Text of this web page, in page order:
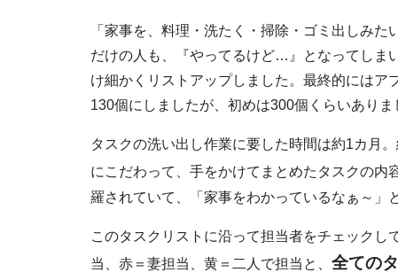
「家事を、料理・洗たく・掃除・ゴミ出しみ
だけの人も、『やってるけど…』となってしま
け細かくリストアップしました。最終的にはア
130個にしましたが、初めは300個くらいありま
タスクの洗い出し作業に要した時間は約1カ月
にこだわって、手をかけてまとめたタスクの内
羅されていて、「家事をわかっているなぁ～」
このタスクリストに沿って担当者をチェックし
当、赤＝妻担当、黄＝二人で担当と、 全ての